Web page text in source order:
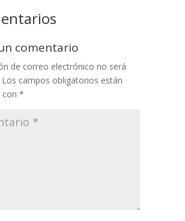
comentario
de correo electrónico no será
Los campos obligatorios están
*